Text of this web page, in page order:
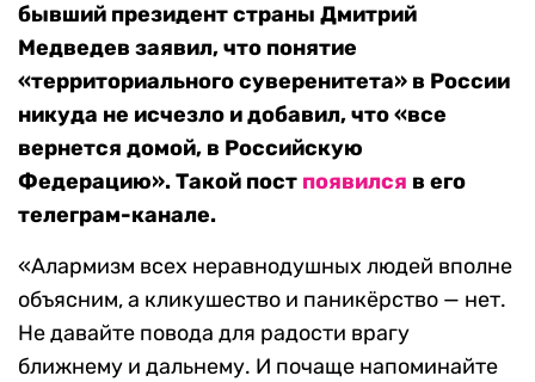
бывший президент страны Дмитрий
Медведев заявил, что понятие
«территориального суверенитета» в России
никуда не исчезло и добавил, что «все
вернется домой, в Российскую
Федерацию». Такой пост появился в его
телеграм-канале.
«Алармизм всех неравнодушных людей вполне
объясним, а кликушество и паникёрство — нет.
Не давайте повода для радости врагу
ближнему и дальнему. И почаще напоминайте